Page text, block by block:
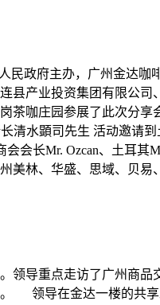
政府主办，广州金达咖
县产业投资集团有限公
茶咖庄园参展了此次分
清水顕司先生 活动邀请
会长Mr. Ozcan、土耳
美林、华盛、思域、贝
领导重点走访了广州商
领导在金达一楼的共